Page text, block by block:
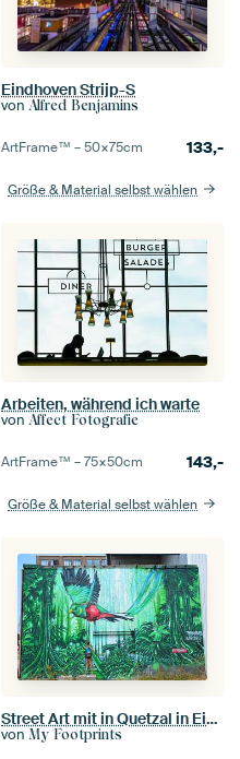
Eindhoven Strijp-S
von Alfred Benjamins
ArtFrame™ –50×75cm 133,-
Größe & Material selbst wählen
Arbeiten, während ich warte
von Affect Fotografie
ArtFrame™ –75×50cm 143,-
Größe & Material selbst wählen
Street Art mit in Quetzal in Eindhoven Nordbrabant
von My Footprints